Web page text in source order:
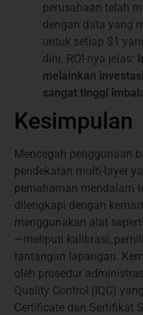
perusahaan telah
dengan data yang
untuk setiap $1
dini. ROI-nya jelas:
melainkan
sangat tinggi
Kesimpulan
Mencegah penggunaan
pendekatan multi-layer
pemahaman mendalam
dilengkapi dengan
menggunakan alat seperti
—meliputi kalibrasi,
tantangan lapangan.
oleh prosedur
Quality Control (IQC)
Certificate dan Sertifikat